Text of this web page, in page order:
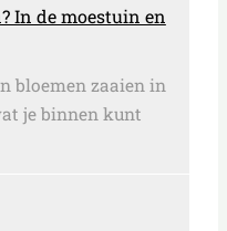
In de moestuin en
bloemen zaaien in
je binnen kunt